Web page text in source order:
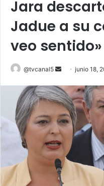
Jara
Jadue a su
veo sentido»
@tvcanal5
Send
email
junio 18,